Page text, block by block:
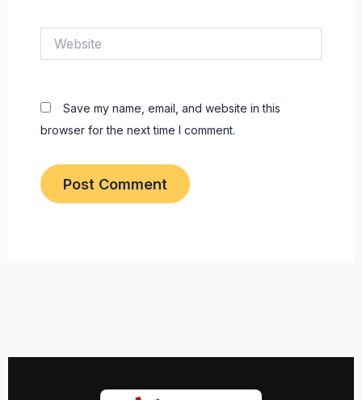
Save my name, email, and website in this
browser for the next time I comment.